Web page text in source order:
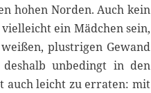
hohen Norden. Auch kein
ein Mädchen sein,
plustrigen Gewand
unbedingt in den
auch leicht zu erraten: mit